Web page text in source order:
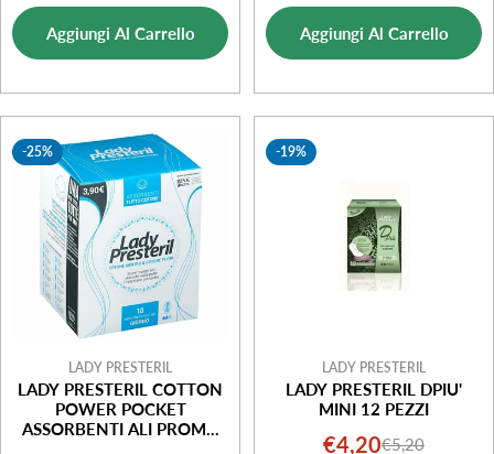
di
vendita
normale
Aggiungi Al Carrello
vendita
Aggiungi Al Carrello
-25%
LADY PRESTERIL
LADY PRESTERIL COTTON
POWER POCKET
ASSORBENTI ALI PROMO
-19%
LADY PRESTERIL
LADY PRESTERIL DPIU'
MINI 12 PEZZI
€4,20€5,20